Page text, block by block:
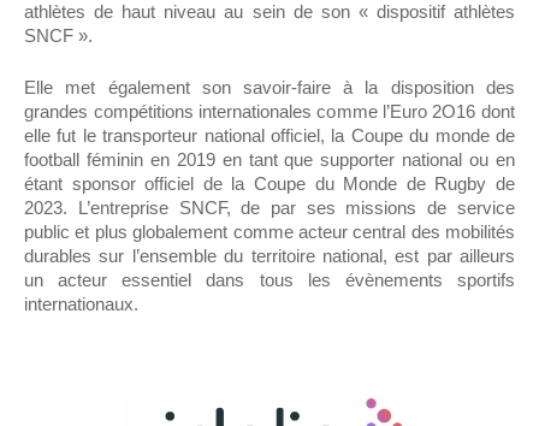
athlètes de haut niveau au sein de son « dispositif athlètes
SNCF ».
Elle met également son savoir-faire à la disposition des
grandes compétitions internationales comme l’Euro 2O16 dont
elle fut le transporteur national officiel, la Coupe du monde de
football féminin en 2019 en tant que supporter national ou en
étant sponsor officiel de la Coupe du Monde de Rugby de
2023. L’entreprise SNCF, de par ses missions de service
public et plus globalement comme acteur central des mobilités
durables sur l’ensemble du territoire national, est par ailleurs
un acteur essentiel dans tous les évènements sportifs
internationaux.